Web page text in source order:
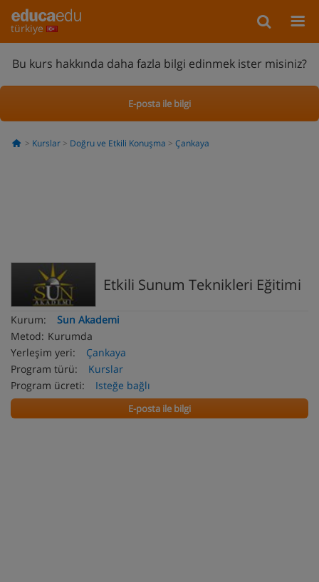
türkiye
Bu kurs hakkında daha fazla bilgi edinmek ister misiniz?
E-posta ile bilgi
Kurslar Doğru ve Etkili Konuşma Çankaya
Etkili Sunum Teknikleri Eğitimi
Kurum:
Sun Akademi
Metod: Kurumda
Yerleşim yeri:
Çankaya
Program türü:
Kurslar
Program ücreti:
Isteğe bağlı
E-posta ile bilgi